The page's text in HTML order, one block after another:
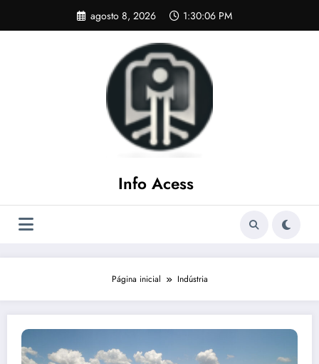
o
agosto 8, 2026 1:30:07 PM
Info Acess
Página inicial Indústria